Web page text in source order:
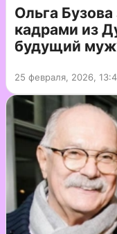
Ольга Бузова
кадрами из
будущий
25 февраля, 2026,